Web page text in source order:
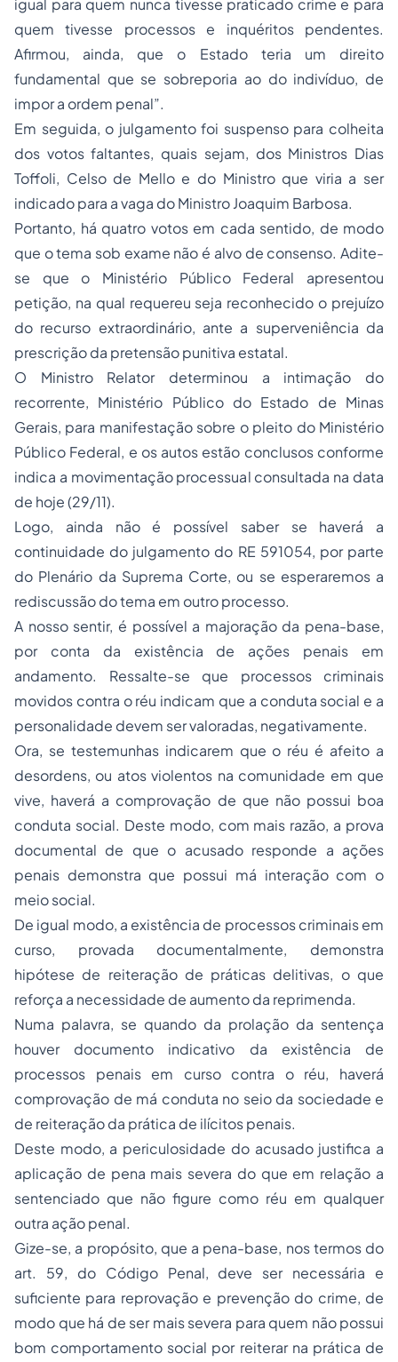
igual para quem nunca tivesse praticado crime e para
quem tivesse processos e inquéritos pendentes.
Afirmou, ainda, que o Estado teria um direito
fundamental que se sobreporia ao do indivíduo, de
impor a ordem penal”.
Em seguida, o julgamento foi suspenso para colheita
dos votos faltantes, quais sejam, dos Ministros Dias
Toffoli, Celso de Mello e do Ministro que viria a ser
indicado para a vaga do MinistroJoaquim Barbosa.
Portanto, há quatro votos em cada sentido, de modo
que o tema sob exame não é alvo de consenso. Adite-
se que o Ministério Público Federal apresentou
petição, na qual requereu seja reconhecido o prejuízo
do recurso extraordinário, ante a superveniência da
prescrição da pretensão punitiva estatal.
O Ministro Relator determinou a intimação do
recorrente, Ministério Público do Estado de Minas
Gerais, para manifestação sobre o pleito do Ministério
Público Federal, e os autos estão conclusos conforme
indica a movimentação processual consultada na data
de hoje (29/11).
Logo, ainda não é possível saber se haverá a
continuidade do julgamento do RE 591054, por parte
do Plenário da Suprema Corte, ou se esperaremos a
rediscussão do tema em outro processo.
A nosso sentir, é possível a majoração da pena-base,
por conta da existência de ações penais em
andamento. Ressalte-se que processos criminais
movidos contra o réu indicam que a conduta social e a
personalidade devem ser valoradas, negativamente.
Ora, se testemunhas indicarem que o réu é afeito a
desordens, ou atos violentos na comunidade em que
vive, haverá a comprovação de que não possui boa
conduta social. Deste modo, com mais razão, a prova
documental de que o acusado responde a ações
penais demonstra que possui má interação com o
meio social.
De igual modo, a existência de processos criminais em
curso, provada documentalmente, demonstra
hipótese de reiteração de práticas delitivas, o que
reforça a necessidade de aumento da reprimenda.
Numa palavra, se quando da prolação da sentença
houver documento indicativo da existência de
processos penais em curso contra o réu, haverá
comprovação de má conduta no seio da sociedade e
de reiteração da prática de ilícitos penais.
Deste modo, a periculosidade do acusado justifica a
aplicação de pena mais severa do que em relação a
sentenciado que não figure como réu em qualquer
outra ação penal.
Gize-se, a propósito, que a pena-base, nos termos do
art. 59, do Código Penal, deve ser necessária e
suficiente para reprovação e prevenção do crime, de
modo que há de ser mais severa para quem não possui
bom comportamento social por reiterar na prática de